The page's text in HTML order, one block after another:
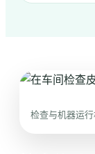
检查与机器运行